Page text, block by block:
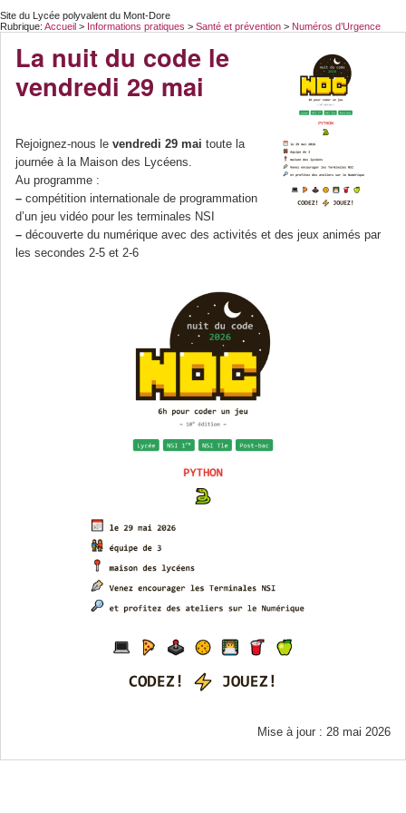
Site du Lycée polyvalent du Mont-Dore
Rubrique: Accueil > Informations pratiques > Santé et prévention > Numéros d’Urgence
La nuit du code le
vendredi 29 mai
Rejoignez-nous le vendredi 29 mai toute la
journée à la Maison des Lycéens.
Au programme :
– compétition internationale de programmation
d’un jeu vidéo pour les terminales NSI
– découverte du numérique avec des activités et des jeux animés par
les secondes 2-5 et 2-6
Mise à jour : 28 mai 2026